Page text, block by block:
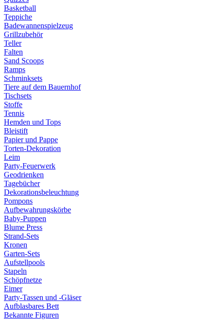
Basketball
Teppiche
Badewannenspielzeug
Grillzubehör
Teller
Falten
Sand Scoops
Ramps
Schminksets
Tiere auf dem Bauernhof
Tischsets
Stoffe
Tennis
Hemden und Tops
Bleistift
Papier und Pappe
Torten-Dekoration
Leim
Party-Feuerwerk
Geodrienken
Tagebücher
Dekorationsbeleuchtung
Pompons
Aufbewahrungskörbe
Baby-Puppen
Blume Press
Strand-Sets
Kronen
Garten-Sets
Aufstellpools
Stapeln
Schöpfnetze
Eimer
Party-Tassen und -Gläser
Aufblasbares Bett
Bekannte Figuren